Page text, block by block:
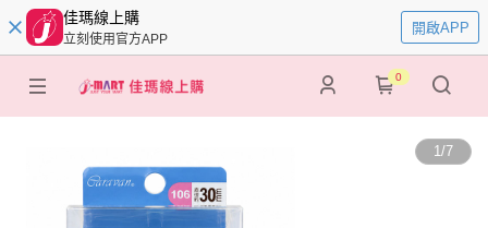
佳瑪線上購
立刻使用官方APP
開啟APP
0
1/7